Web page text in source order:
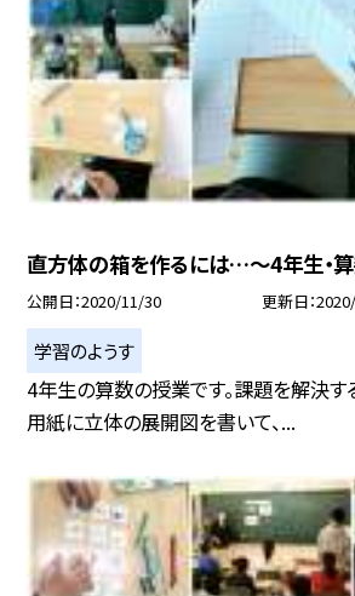
直方体の箱を作るには…〜4年生・
公開日 2020/11/30 更新日
学習のようす
4年生の算数の授業です。課題を解決
用紙に立体の展開図を書いて、...